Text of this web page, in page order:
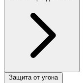
Защита от угона